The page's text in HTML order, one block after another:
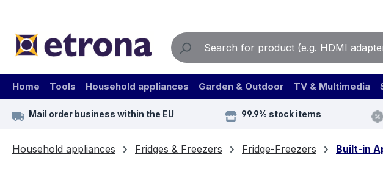
Home Tools Household appliances Garden & Outdoor TV & Multimedia
Mail order business within the EU 99.9% stock items
Household appliances Fridges & Freezers Fridge-Freezers Built-in